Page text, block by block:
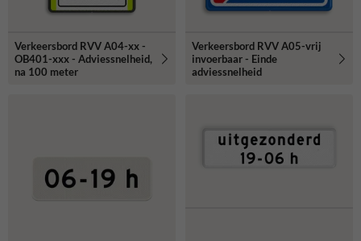
Verkeersbord RVV A04-xx -
OB401-xxx - Adviessnelheid,
na 100 meter
Verkeersbord RVV A05-vrij
invoerbaar - Einde
adviessnelheid